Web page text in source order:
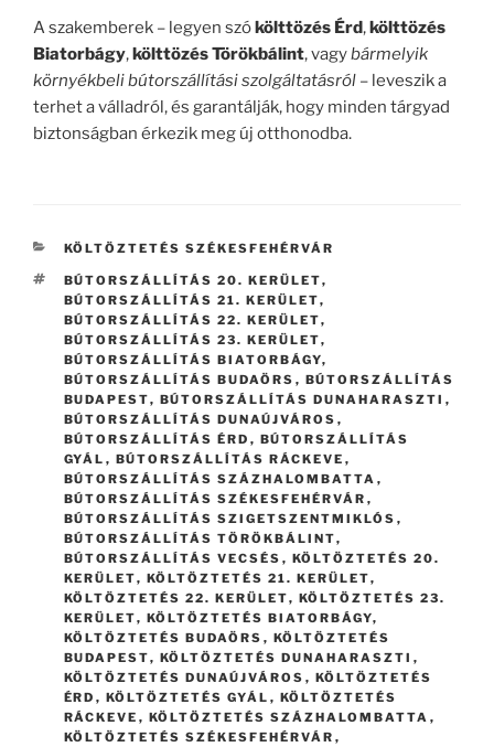
A szakemberek – legyen szókölttözés Érd,költtözés
Biatorbágy,költtözés Törökbálint, vagybármelyik
környékbeli bútorszállítási szolgáltatásról – leveszik a
terhet a válladról, és garantálják, hogy minden tárgyad
biztonságban érkezik meg új otthonodba.
KATEGÓRIÁK
KÖLTÖZTETÉS SZÉKESFEHÉRVÁR
CÍMKÉK
BÚTORSZÁLLÍTÁS 20. KERÜLET,
BÚTORSZÁLLÍTÁS 21. KERÜLET,
BÚTORSZÁLLÍTÁS 22. KERÜLET,
BÚTORSZÁLLÍTÁS 23. KERÜLET,
BÚTORSZÁLLÍTÁS BIATORBÁGY,
BÚTORSZÁLLÍTÁS BUDAÖRS , BÚTORSZÁLLÍTÁS
BUDAPEST, BÚTORSZÁLLÍTÁS DUNAHARASZTI ,
BÚTORSZÁLLÍTÁS DUNAÚJVÁROS ,
BÚTORSZÁLLÍTÁS ÉRD , BÚTORSZÁLLÍTÁS
GYÁL , BÚTORSZÁLLÍTÁS RÁCKEVE ,
BÚTORSZÁLLÍTÁS SZÁZHALOMBATTA ,
BÚTORSZÁLLÍTÁS SZÉKESFEHÉRVÁR ,
BÚTORSZÁLLÍTÁS SZIGETSZENTMIKLÓS ,
BÚTORSZÁLLÍTÁS TÖRÖKBÁLINT,
BÚTORSZÁLLÍTÁS VECSÉS , KÖLTÖZTETÉS 20.
KERÜLET, KÖLTÖZTETÉS 21. KERÜLET,
KÖLTÖZTETÉS 22. KERÜLET, KÖLTÖZTETÉS 23.
KERÜLET, KÖLTÖZTETÉS BIATORBÁGY,
KÖLTÖZTETÉS BUDAÖRS , KÖLTÖZTETÉS
BUDAPEST, KÖLTÖZTETÉS DUNAHARASZTI ,
KÖLTÖZTETÉS DUNAÚJVÁROS , KÖLTÖZTETÉS
ÉRD , KÖLTÖZTETÉS GYÁL , KÖLTÖZTETÉS
RÁCKEVE , KÖLTÖZTETÉS SZÁZHALOMBATTA ,
KÖLTÖZTETÉS SZÉKESFEHÉRVÁR ,